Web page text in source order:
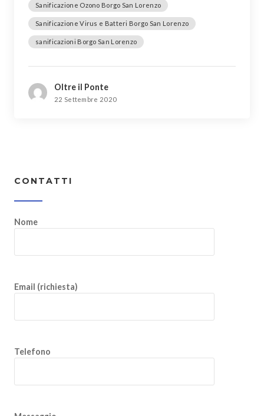
Sanificazione Ozono Borgo San Lorenzo
Sanificazione Virus e Batteri Borgo San Lorenzo
sanificazioni Borgo San Lorenzo
Oltre il Ponte
22 Settembre 2020
CONTATTI
Nome
Email (richiesta)
Telefono